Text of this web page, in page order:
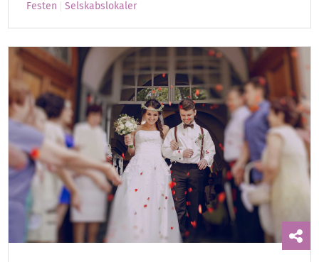
Festen Selskabslokaler